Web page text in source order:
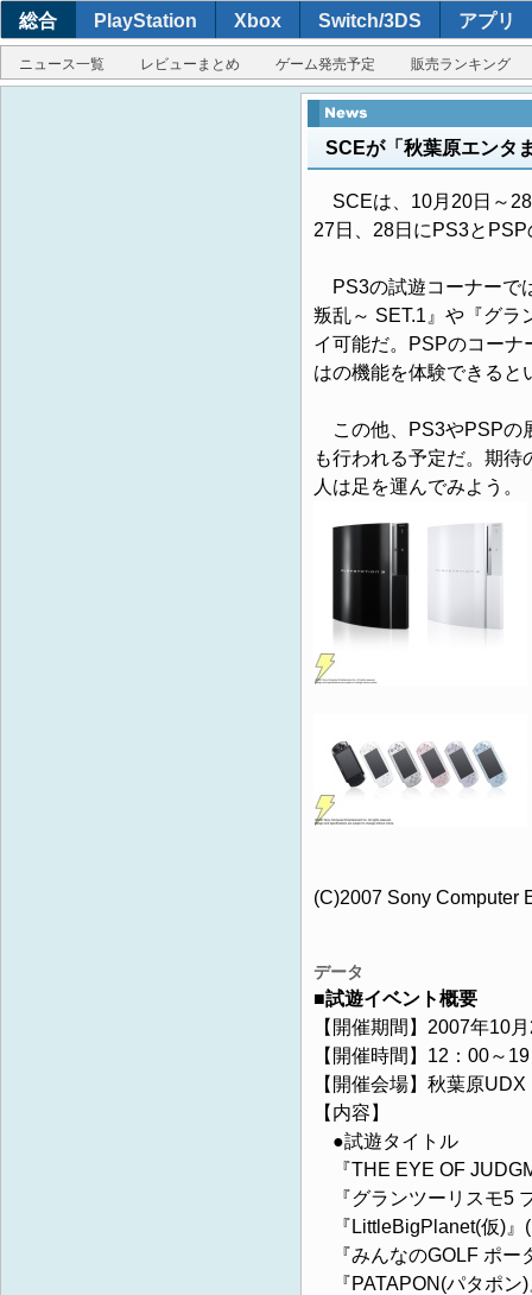
総合 PlayStation Xbox Switch/3DS アプリ
ニュース一覧 レビューまとめ ゲーム発売予定 販売ランキング
SCEが「秋葉原エンタ
SCEは、10月20日～28
27日、28日にPS3と
PS3の試遊コーナーで
叛乱～ SET.1』や『グラ
イ可能だ。PSPのコー
はの機能を体験できると
この他、PS3やPSPの
も行われる予定だ。期
人は足を運んでみよう。
(C)2007 Sony Computer
データ
■試遊イベント概要
【開催期間】2007年10
【開催時間】12：00～
【開催会場】秋葉原
【内容】
●試遊タイトル
『THE EYE OF
『グランツーリスモ5
『LittleBigPlanet(仮)』
『みんなのGOLF ポー
『PATAPON(パタポン)